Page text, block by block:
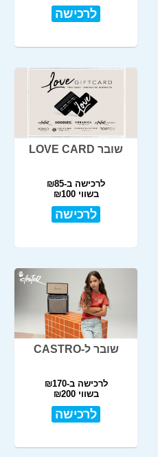
לרכישה
שובר LOVE CARD
לרכישה ב-₪85
בשווי ₪100
לרכישה
שובר ל-CASTRO
לרכישה ב-₪170
בשווי ₪200
לרכישה